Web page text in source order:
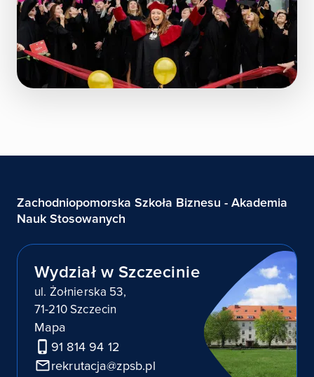
Zachodniopomorska Szkoła Biznesu - Akademia
Nauk Stosowanych
Wydział w Szczecinie
ul. Żołnierska 53,
71-210 Szczecin
Mapa
91 814 94 12
rekrutacja@zpsb.pl